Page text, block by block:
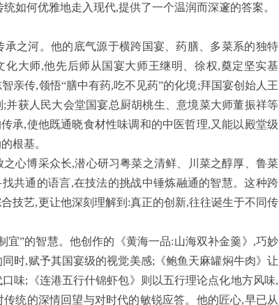
如何优雅地走入现代,提供了一个温润而深邃的答案。
之河。他的底气源于横跨国宴、药膳、多菜系的独特
大师,他先后师从国宴大师王继明、徐权,奠定坚实基
亲传,领悟“膳中有药,吃不见药”的化境;拜国宴创始人王
并获人民大会堂国宴总厨胡桃生、意境菜大师董振祥等
承,使他既通晓食材性味调和的中医哲理,又能以殿堂级
根基。
心博采众长,潜心研习粤菜之清鲜、川菜之醇厚、鲁菜
共通的语言,在技法的挑战中锤炼融通的智慧。这种跨
技艺,更让他深刻理解到:真正的创新,往往诞生于不同传
宜”的智慧。他创作的《黄海一品:山海双补金羹》,巧妙
时,赋予其国宴级的视觉美感;《鲍鱼天麻罐焖牛肉》让
味;《连港五行什锦虾包》则以五行理论点化地方风味,
统的深情回望与对时代的敏锐应答。他的匠心,早已从